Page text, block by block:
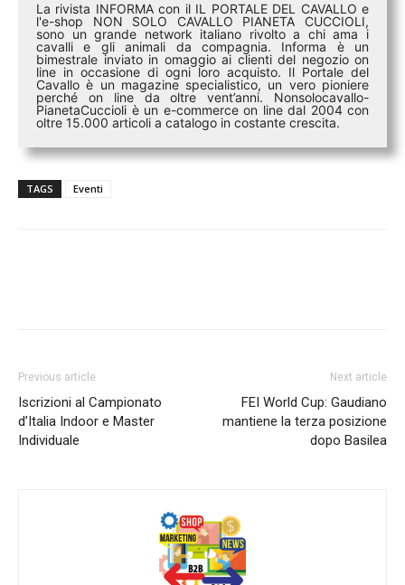
La rivista INFORMA con il IL PORTALE DEL CAVALLO e
l'e-shop NON SOLO CAVALLO PIANETA CUCCIOLI,
sono un grande network italiano rivolto a chi ama i
cavalli e gli animali da compagnia. Informa è un
bimestrale inviato in omaggio ai clienti del negozio on
line in occasione di ogni loro acquisto. Il Portale del
Cavallo è un magazine specialistico, un vero pioniere
perché on line da oltre vent’anni. Nonsolocavallo-
PianetaCuccioli è un e-commerce on line dal 2004 con
oltre 15.000 articoli a catalogo in costante crescita.
TAGS Eventi
Previous article
Iscrizioni al Campionato
d’Italia Indoor e Master
Individuale
Next article
FEI World Cup: Gaudiano
mantiene la terza posizione
dopo Basilea